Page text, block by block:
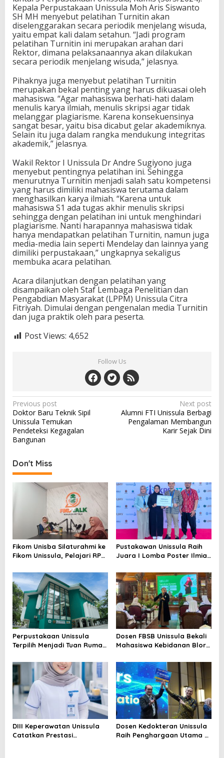
Kepala Perpustakaan Unissula Moh Aris Siswanto
SH MH menyebut pelatihan Turnitin akan
diselenggarakan secara periodik menjelang wisuda,
yaitu empat kali dalam setahun. “Jadi program
pelatihan Turnitin ini merupakan arahan dari
Rektor, dimana pelaksanaannya akan dilakukan
secara periodik menjelang wisuda,” jelasnya.
Pihaknya juga menyebut pelatihan Turnitin
merupakan bekal penting yang harus dikuasai oleh
mahasiswa. “Agar mahasiswa berhati-hati dalam
menulis karya ilmiah, menulis skripsi agar tidak
melanggar plagiarisme. Karena konsekuensinya
sangat besar, yaitu bisa dicabut gelar akademiknya.
Selain itu juga dalam rangka mendukung integritas
akademik,” jelasnya.
Wakil Rektor I Unissula Dr Andre Sugiyono juga
menyebut pentingnya pelatihan ini. Sehingga
menurutnya Turnitin menjadi salah satu kompetensi
yang harus dimiliki mahasiswa terutama dalam
menghasilkan karya ilmiah. “Karena untuk
mahasiswa S1 ada tugas akhir menulis skripsi
sehingga dengan pelatihan ini untuk menghindari
plagiarisme. Nanti harapannya mahasiswa tidak
hanya mendapatkan pelatihan Turnitin, namun juga
media-media lain seperti Mendelay dan lainnya yang
dimiliki perpustakaan,” ungkapnya sekaligus
membuka acara pelatihan.
Acara dilanjutkan dengan pelatihan yang
disampaikan oleh Staf Lembaga Penelitian dan
Pengabdian Masyarakat (LPPM) Unissula Citra
Fitriyah. Dimulai dengan pengenalan media Turnitin
dan juga praktik oleh para peserta.
Post Views: 4,652
Follow Us
Post
navigation
Previous post
Doktor Baru Teknik Sipil
Unissula Temukan
Pendeteksi Kegagalan
Bangunan
Next post
Alumni FTI Unissula Berbagi
Pengalaman Membangun
Karir Sejak Dini
Don't Miss
Fikom Unisba Silaturahmi ke
Fikom Unissula, Pelajari RPL
Laboratorium Unggulan
Pustakawan Unissula Raih
Juara I Lomba Poster Ilmiah
Perpustakaan Unissula
Terpilih Menjadi Tuan Rumah
Dosen FBSB Unissula Bekali
Mahasiswa Kebidanan Blora
Public Speaking
DIII Keperawatan Unissula
Catatkan Prestasi
Dosen Kedokteran Unissula
Raih Penghargaan Utama di